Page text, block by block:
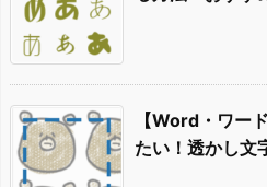
【Word・ワー
たい！透かし文